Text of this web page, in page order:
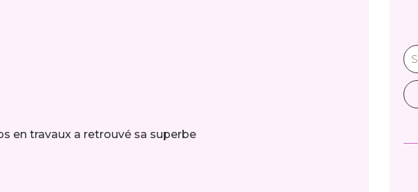
en travaux a retrouvé sa superbe